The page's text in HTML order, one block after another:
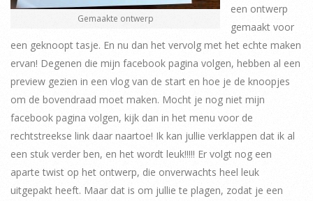
Gemaakte ontwerp
een ontwerp
gemaakt voor
een geknoopt tasje. En nu dan het vervolg met het echte maken
ervan! Degenen die mijn facebook pagina volgen, hebben al een
preview gezien in een vlog van de start en hoe je de knoopjes
om de bovendraad moet maken. Mocht je nog niet mijn
facebook pagina volgen, kijk dan in het menu voor de
rechtstreekse link daar naartoe! Ik kan jullie verklappen dat ik al
een stuk verder ben, en het wordt leuk!!!!! Er volgt nog een
aparte twist op het ontwerp, die onverwachts heel leuk
uitgepakt heeft. Maar dat is om jullie te plagen, zodat je een